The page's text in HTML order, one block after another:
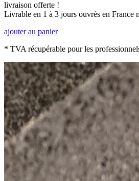
livraison offerte !
Livrable en 1 à 3 jours ouvrés en France
ajouter au panier
* TVA récupérable pour les